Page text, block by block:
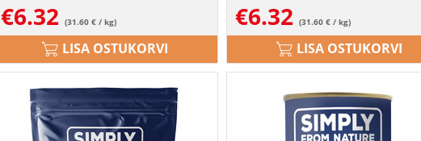
€6.32 (31.60 € / kg)
LISA OSTUKORVI
€6.32 (31.60 € / kg)
LISA OSTUKORVI